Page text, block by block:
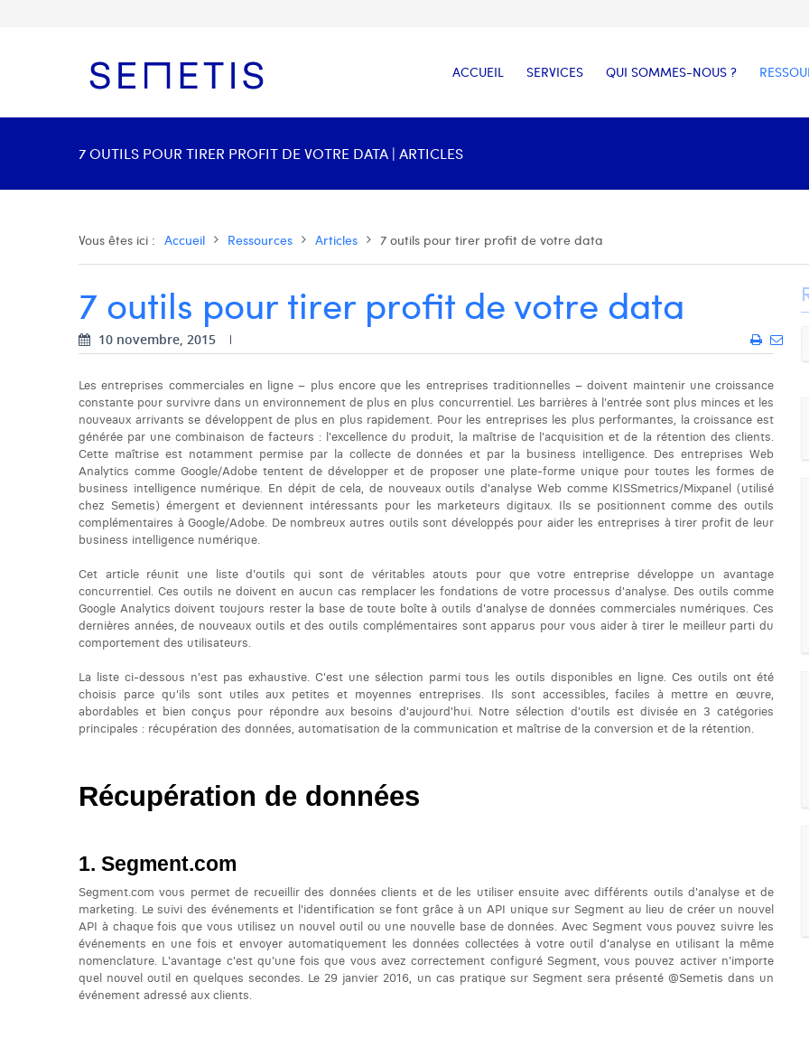
ACCUEIL SERVICES QUI SOMMES-NOUS ?
7 OUTILS POUR TIRER PROFIT DE VOTRE DATA | ARTICLES
Vous êtes ici : Accueil Ressources Articles 7 outils pour tirer profit de votre data
7 outils pour tirer profit de votre data
10 novembre, 2015
Les entreprises commerciales en ligne – plus encore que les entreprises traditionnelles – doivent maintenir une croissance
constante pour survivre dans un environnement de plus en plus concurrentiel. Les barrières à l'entrée sont plus minces et les
nouveaux arrivants se développent de plus en plus rapidement. Pour les entreprises les plus performantes, la croissance est
générée par une combinaison de facteurs : l'excellence du produit, la maîtrise de l'acquisition et de la rétention des clients.
Cette maîtrise est notamment permise par la collecte de données et par la business intelligence. Des entreprises Web
Analytics comme Google/Adobe tentent de développer et de proposer une plate-forme unique pour toutes les formes de
business intelligence numérique. En dépit de cela, de nouveaux outils d'analyse Web comme KISSmetrics/Mixpanel (utilisé
chez Semetis) émergent et deviennent intéressants pour les marketeurs digitaux. Ils se positionnent comme des outils
complémentaires à Google/Adobe. De nombreux autres outils sont développés pour aider les entreprises à tirer profit de leur
business intelligence numérique.
Cet article réunit une liste d'outils qui sont de véritables atouts pour que votre entreprise développe un avantage
concurrentiel. Ces outils ne doivent en aucun cas remplacer les fondations de votre processus d'analyse. Des outils comme
Google Analytics doivent toujours rester la base de toute boîte à outils d'analyse de données commerciales numériques. Ces
dernières années, de nouveaux outils et des outils complémentaires sont apparus pour vous aider à tirer le meilleur parti du
comportement des utilisateurs.
La liste ci-dessous n'est pas exhaustive. C'est une sélection parmi tous les outils disponibles en ligne. Ces outils ont été
choisis parce qu'ils sont utiles aux petites et moyennes entreprises. Ils sont accessibles, faciles à mettre en œuvre,
abordables et bien conçus pour répondre aux besoins d'aujourd'hui. Notre sélection d'outils est divisée en 3 catégories
principales : récupération des données, automatisation de la communication et maîtrise de la conversion et de la rétention.
Récupération de données
Segment.com
Segment.com vous permet de recueillir des données clients et de les utiliser ensuite avec différents outils d'analyse et de
marketing. Le suivi des événements et l'identification se font grâce à un API unique sur Segment au lieu de créer un nouvel
API à chaque fois que vous utilisez un nouvel outil ou une nouvelle base de données. Avec Segment vous pouvez suivre les
événements en une fois et envoyer automatiquement les données collectées à votre outil d'analyse en utilisant la même
nomenclature. L'avantage c'est qu'une fois que vous avez correctement configuré Segment, vous pouvez activer n'importe
quel nouvel outil en quelques secondes. Le 29 janvier 2016, un cas pratique sur Segment sera présenté @Semetis dans un
événement adressé aux clients.